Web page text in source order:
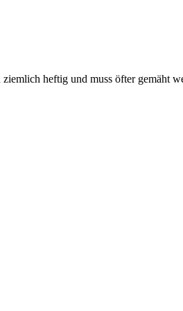
heftig und muss öfter gemäht